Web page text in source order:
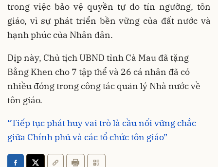
trong việc bảo vệ quyền tự do tín ngưỡng, tôn
giáo, vì sự phát triển bền vững của đất nước và
hạnh phúc của Nhân dân.
Dịp này, Chủ tịch UBND tỉnh Cà Mau đã tặng
Bằng Khen cho 7 tập thể và 26 cá nhân đã có
nhiều đóng trong công tác quản lý Nhà nước về
tôn giáo.
“Tiếp tục phát huy vai trò là cầu nối vững chắc
giữa Chính phủ và các tổ chức tôn giáo”